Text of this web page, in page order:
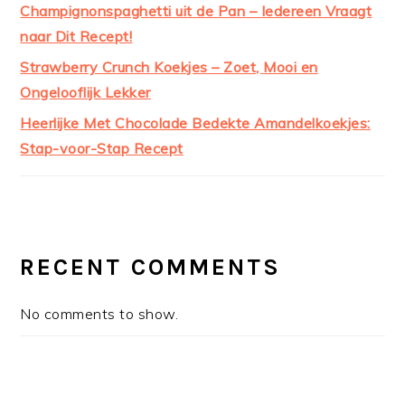
Champignonspaghetti uit de Pan – Iedereen Vraagt
naar Dit Recept!
Strawberry Crunch Koekjes – Zoet, Mooi en
Ongelooflijk Lekker
Heerlijke Met Chocolade Bedekte Amandelkoekjes:
Stap-voor-Stap Recept
RECENT COMMENTS
No comments to show.